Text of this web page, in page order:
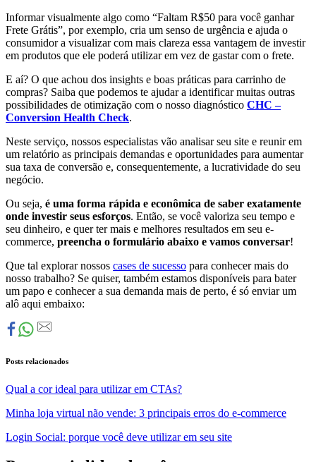
Informar visualmente algo como “Faltam R$50 para você ganhar
Frete Grátis”, por exemplo, cria um senso de urgência e ajuda o
consumidor a visualizar com mais clareza essa vantagem de investir
em produtos que ele poderá utilizar em vez de gastar com o frete.
E aí? O que achou dos insights e boas práticas para carrinho de
compras? Saiba que podemos te ajudar a identificar muitas outras
possibilidades de otimização com o nosso diagnóstico CHC –
Conversion Health Check.
Neste serviço, nossos especialistas vão analisar seu site e reunir em
um relatório as principais demandas e oportunidades para aumentar
sua taxa de conversão e, consequentemente, a lucratividade do seu
negócio.
Ou seja, é uma forma rápida e econômica de saber exatamente
onde investir seus esforços. Então, se você valoriza seu tempo e
seu dinheiro, e quer ter mais e melhores resultados em seu e-
commerce, preencha o formulário abaixo e vamos conversar!
Que tal explorar nossos cases de sucesso para conhecer mais do
nosso trabalho? Se quiser, também estamos disponíveis para bater
um papo e conhecer a sua demanda mais de perto, é só enviar um
alô aqui embaixo:
Posts relacionados
Qual a cor ideal para utilizar em CTAs?
Minha loja virtual não vende: 3 principais erros do e-commerce
Login Social: porque você deve utilizar em seu site